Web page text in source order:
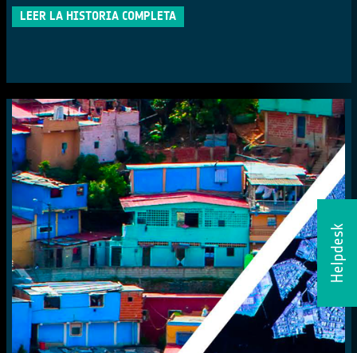
Helpdesk
LEER LA HISTORIA COMPLETA